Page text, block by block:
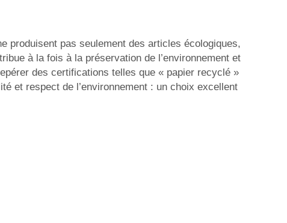
produisent pas seulement des articles écologiques,
à la fois à la préservation de l’environnement et
des certifications telles que « papier recyclé »
et respect de l’environnement : un choix excellent